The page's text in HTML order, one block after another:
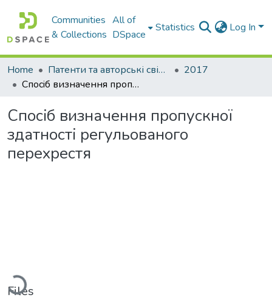
Communities
& Collections
All of
DSpace
Statistics Log In
Home Патенти та авторські свідоцтва
2017
Спосiб визначення пропускної здатностi регульованого перехрестя
Спосiб визначення пропускної
здатностi регульованого
перехрестя
Loading...
Files